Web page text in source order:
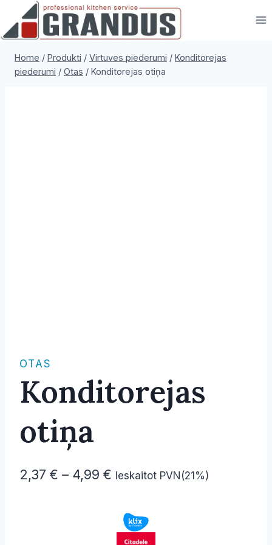
content
Home / Produkti / Virtuves piederumi / Konditorejas
piederumi / Otas / Konditorejas otiņa
OTAS
Konditorejas
otiņa
2,37 € – 4,99 € Price
2,37 €
through
Ieskaitot PVN(21%)